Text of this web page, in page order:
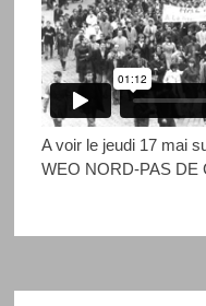
A voir le jeudi 17 mai
WEO NORD-PAS DE